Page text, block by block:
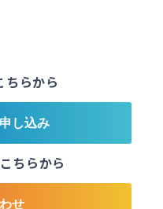
ちらから
し込み
ちらから
せ